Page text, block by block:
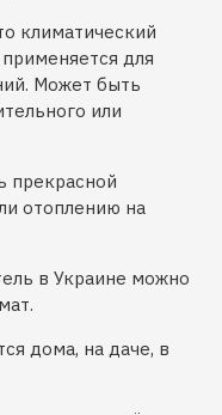
климатический
для
Может быть
или
прекрасной
отоплению на
в Украине можно
дома, на даче, в